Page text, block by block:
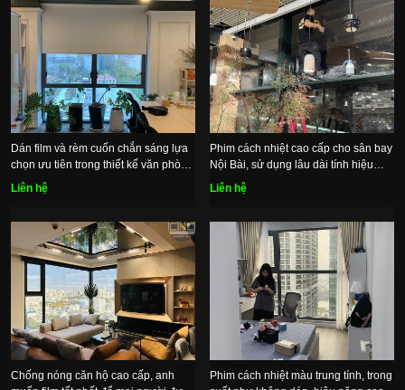
Dán film và rèm cuốn chắn sáng lựa
chọn ưu tiên trong thiết kế văn phòng
hiện đại
Liên hệ
Phim cách nhiệt cao cấp cho sân bay
Nội Bài, sử dụng lâu dài tính hiệu
quả cao
Liên hệ
Chống nóng căn hộ cao cấp, anh
Phim cách nhiệt màu trung tính, trong